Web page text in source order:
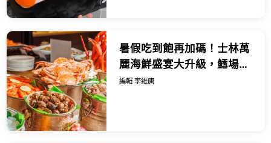
暑假吃到飽再加碼！士林萬
麗海鮮盛宴大升級，鱈場蟹
腳活鮑魚與日系慢活下午茶
編輯 李維唐